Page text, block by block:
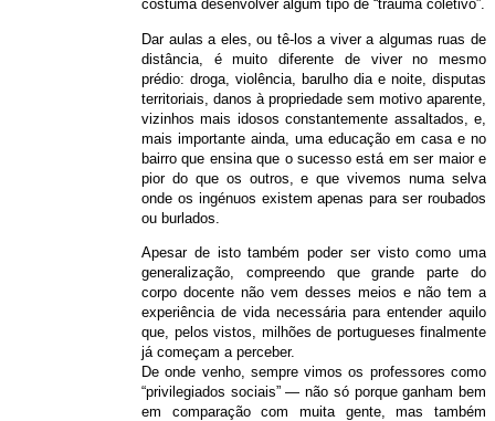
costuma desenvolver algum tipo de “trauma coletivo”.
Dar aulas a eles, ou tê-los a viver a algumas ruas de
distância, é muito diferente de viver no mesmo
prédio: droga, violência, barulho dia e noite, disputas
territoriais, danos à propriedade sem motivo aparente,
vizinhos mais idosos constantemente assaltados, e,
mais importante ainda, uma educação em casa e no
bairro que ensina que o sucesso está em ser maior e
pior do que os outros, e que vivemos numa selva
onde os ingénuos existem apenas para ser roubados
ou burlados.
Apesar de isto também poder ser visto como uma
generalização, compreendo que grande parte do
corpo docente não vem desses meios e não tem a
experiência de vida necessária para entender aquilo
que, pelos vistos, milhões de portugueses finalmente
já começam a perceber.
De onde venho, sempre vimos os professores como
“privilegiados sociais” — não só porque ganham bem
em comparação com muita gente, mas também